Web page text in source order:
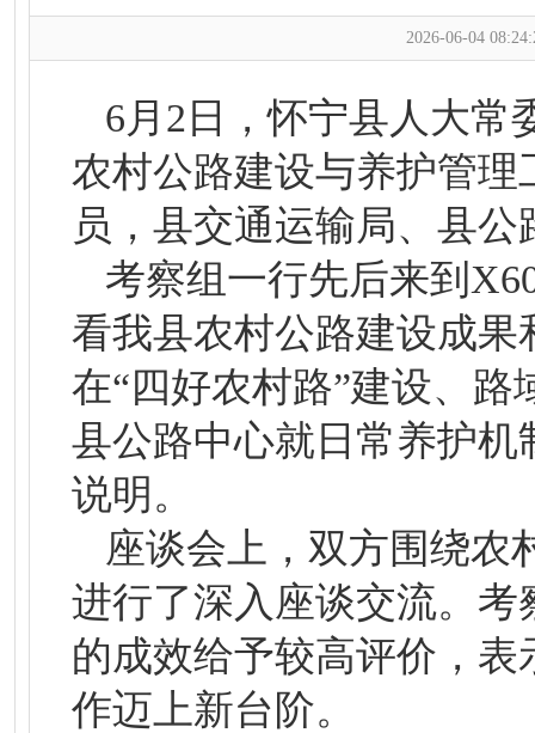
2026-06-04
6月2日，怀宁县人大常
农村公路建设与养护管
员，县交通运输局、县
考察组一行先后来到
看我县农村公路建设成
在“四好农村路”建设、
县公路中心就日常养护
说明。
座谈会上，双方围绕农
进行了深入座谈交流。
的成效给予较高评价，
作迈上新台阶。